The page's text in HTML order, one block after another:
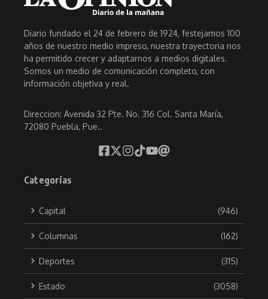
Diario fundado el 24 de febrero de 1924, festejamos 100
años de nuestro medio impreso, nuestra trayectoria nos
ha permitido crecer y adaptarnos a medios digitales.
Somos un medio de comunicación completo, con
información objetiva y real.
Direccion: Avenida 32 Pte. No. 316 Col. Santa María,
72080 Puebla, Pue..
Categorías
Capital (946)
Columnas (162)
Deportes (315)
Estado (3058)